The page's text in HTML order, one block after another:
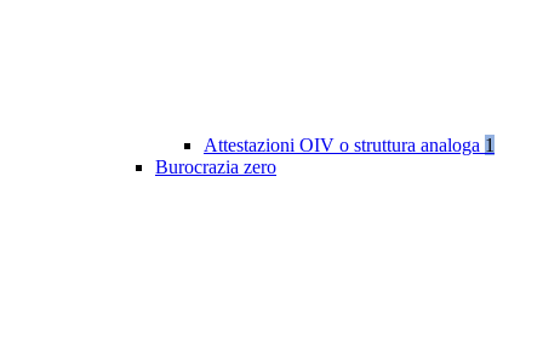
Attestazioni OIV o struttura analoga 1
Burocrazia zero